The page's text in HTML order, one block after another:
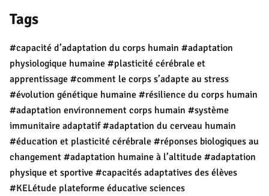
Tags
#capacité d’adaptation du corps humain #adaptation
physiologique humaine #plasticité cérébrale et
apprentissage #comment le corps s’adapte au stress
#évolution génétique humaine #résilience du corps humain
#adaptation environnement corps humain #système
immunitaire adaptatif #adaptation du cerveau humain
#éducation et plasticité cérébrale #réponses biologiques au
changement #adaptation humaine à l’altitude #adaptation
physique et sportive #capacités adaptatives des élèves
#KELétude plateforme éducative sciences